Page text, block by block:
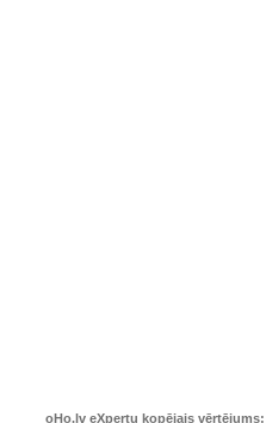
oHo.lv eXpertu kopējais vērtējums: